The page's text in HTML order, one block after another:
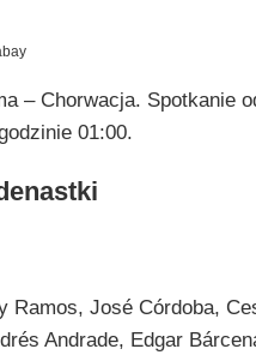
– Chorwacja. Spotkanie
01:00.
Ramos, José Córdoba,
Andrade, Edgar